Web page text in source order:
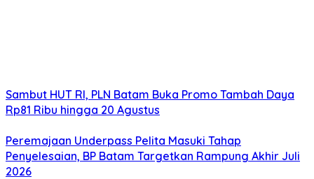
Sambut HUT RI, PLN Batam Buka Promo Tambah Daya
Rp81 Ribu hingga 20 Agustus
Peremajaan Underpass Pelita Masuki Tahap
Penyelesaian, BP Batam Targetkan Rampung Akhir Juli
2026